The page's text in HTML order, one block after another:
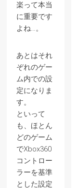
楽って本当
に重要です
よね…。
あとはそれ
ぞれのゲー
ム内での設
定になりま
す。
といって
も、ほとん
どのゲーム
でXbox360
コントロー
ラーを基準
とした設定